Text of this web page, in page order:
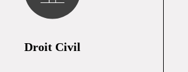
Droit Civil